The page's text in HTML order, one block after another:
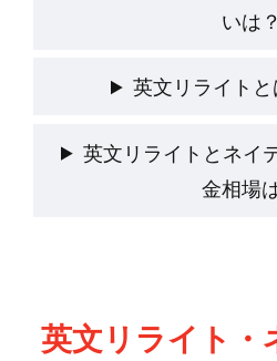
いは？
英文リライトと
英文リライトとネイ
金相場
英文リライト・